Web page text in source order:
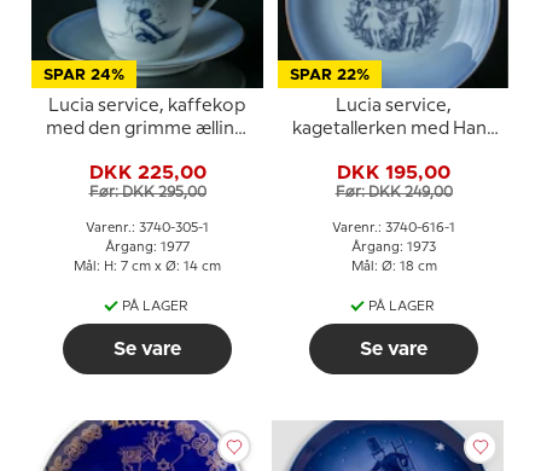
SPAR 24%
Lucia service, kaffekop
med den grimme ælling,
DKK 225,00
Før: DKK 295,00
Varenr.: 3740-305-1
Årgang: 1977
Mål: H: 7 cm x Ø: 14 cm
PÅ LAGER
Se vare
SPAR 22%
Lucia service,
kagetallerken med Hans
honningkagehuset, Bing
& Grøndahl
DKK 195,00
Før: DKK 249,00
Varenr.: 3740-616-1
Årgang: 1973
Mål: Ø: 18 cm
PÅ LAGER
Se vare